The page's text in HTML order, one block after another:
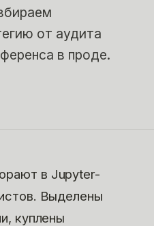
от аудита
в проде.
в Jupyter-
Выделены
куплены